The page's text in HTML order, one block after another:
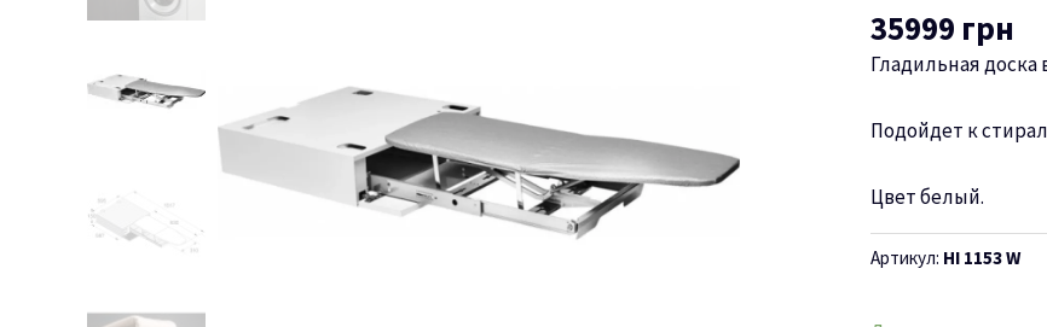
35999 грн
Гладильная
Подойдет к
Цвет белый.
Артикул: HI 1153 W
выдвижная
ASKO
1153